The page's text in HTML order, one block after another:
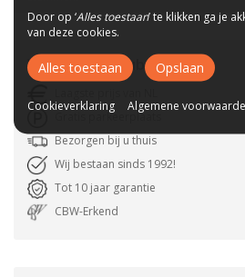
WaaromA-meubel?
Gratis parkeerplaats
Bezorgen bij u thuis
Wij bestaan sinds 1992!
Tot 10 jaar garantie
CBW-Erkend
Door op ‘Alles toestaan’ te klikken ga je
van deze cookies.
Alles toestaan Opslaan
Cookieverklaring Algemene